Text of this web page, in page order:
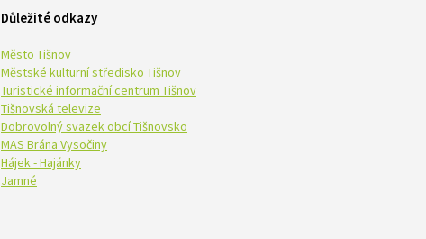
Důležité odkazy
Město Tišnov
Městské kulturní středisko Tišnov
Turistické informační centrum Tišnov
Tišnovská televize
Dobrovolný svazek obcí Tišnovsko
MAS Brána Vysočiny
Hájek - Hajánky
Jamné